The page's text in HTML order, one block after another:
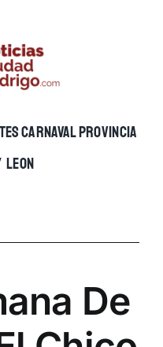
CARNAVALPROVINCIA
De